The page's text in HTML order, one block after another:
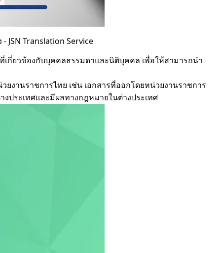
JSN Translation Service
เกี่ยวข้องกับบุคคลธรรมดาและนิติบุคคล เพื่อให้สามารถนำ
ยงานราชการไทย เช่น เอกสารที่ออกโดยหน่วยงานราชการ
ประเทศและมีผลทางกฎหมายในต่างประเทศ